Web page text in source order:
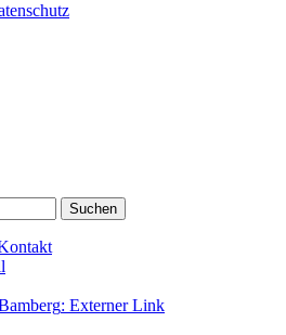
Suchen
: Externer Link